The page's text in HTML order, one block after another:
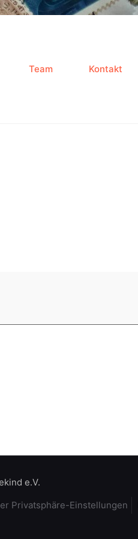
Team Kontakt
e.V.
Privatsphäre-Einstellungen